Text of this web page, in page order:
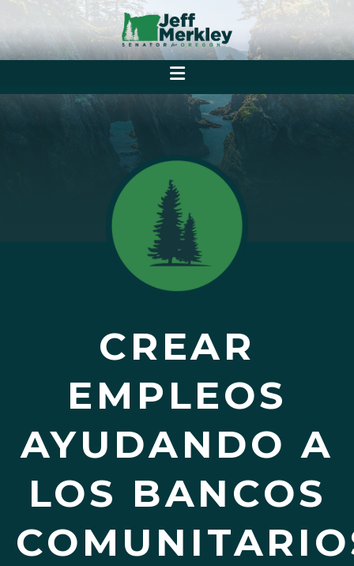
CREAR
EMPLEOS
AYUDANDO A
LOS BANCOS